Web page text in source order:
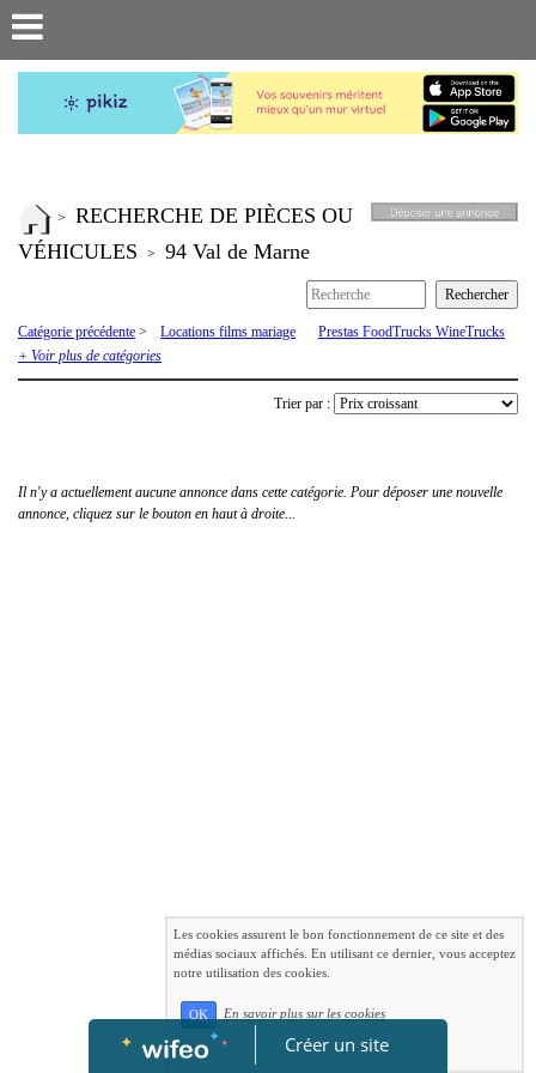
>
RECHERCHE DE PIÈCES OU
VÉHICULES
> 94 Val de Marne
Catégorie précédente > Locations films mariage
Prestas FoodTrucks WineTrucks
Recherche de pièces ou véhicules
+ Voir plus de catégories
Trier par :
Il n'y a actuellement aucune annonce dans cette catégorie. Pour déposer une nouvelle
annonce, cliquez sur le bouton en haut à droite...
Créer un site
Les cookies assurent le bon fonctionnement de ce site et des
médias sociaux affichés. En utilisant ce dernier, vous acceptez
notre utilisation des cookies.
OK En savoir plus sur les cookies